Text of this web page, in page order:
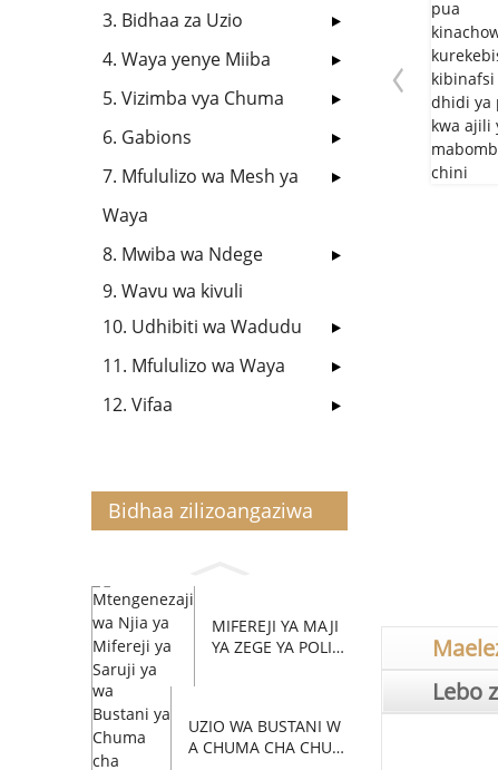
3. Bidhaa za Uzio
4. Waya yenye Miiba
5. Vizimba vya Chuma
6. Gabions
7. Mfululizo wa Mesh ya
Waya
8. Mwiba wa Ndege
9. Wavu wa kivuli
10. Udhibiti wa Wadudu
11. Mfululizo wa Waya
12. Vifaa
Bidhaa zilizoangaziwa
MIFEREJI YA MAJI
YA ZEGE YA POLIM
UZIO WA BUSTANI W
A CHUMA CHA CHUM
Lebo